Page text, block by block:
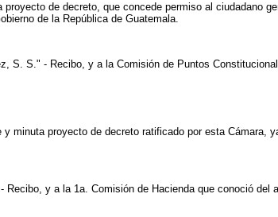
de decreto, que concede permiso al ciudadano
de la República de Guatemala.
S. S." - Recibo, y a la Comisión de Puntos
proyecto de decreto ratificado por esta Cámara,
y a la 1a. Comisión de Hacienda que conoció del